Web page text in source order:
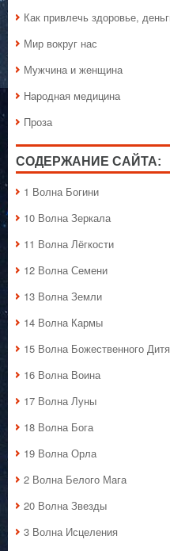
Как привлечь здоровье,
Мир вокруг нас
Мужчина и женщина
Народная медицина
Проза
СОДЕРЖАНИЕ САЙТА:
1 Волна Богини
10 Волна Зеркала
11 Волна Лёгкости
12 Волна Семени
13 Волна Земли
14 Волна Кармы
15 Волна Божественного Дитя
16 Волна Воина
17 Волна Луны
18 Волна Бога
19 Волна Орла
2 Волна Белого Мага
20 Волна Звезды
3 Волна Исцеления